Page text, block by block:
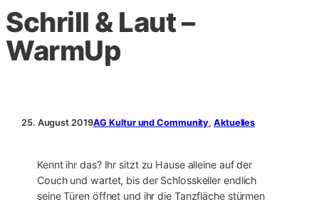
Schrill & Laut –
WarmUp
25. August 2019AG Kultur und Community, Aktuelles
Kennt ihr das? Ihr sitzt zu Hause alleine auf der
Couch und wartet, bis der Schlosskeller endlich
seine Türen öffnet und ihr die Tanzfläche stürmen